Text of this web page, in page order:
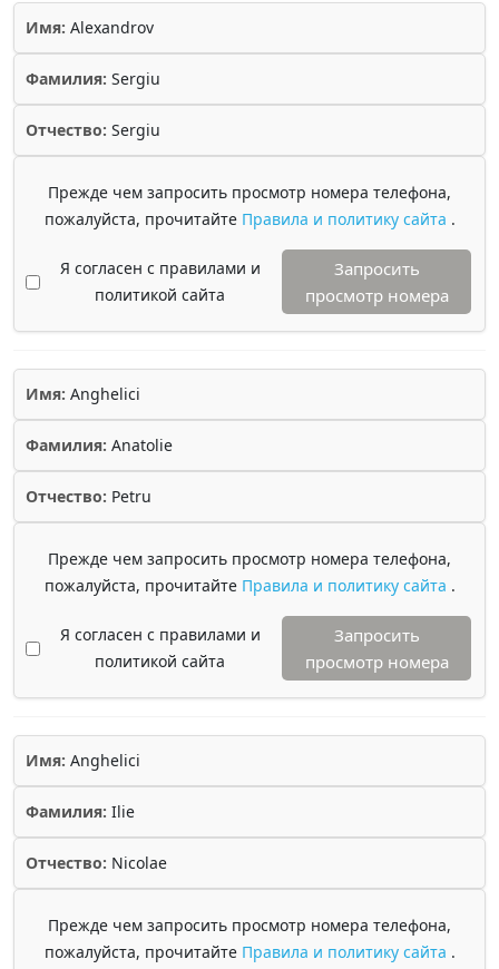
Имя: Alexandrov
Фамилия: Sergiu
Отчество: Sergiu
Прежде чем запросить просмотр номера телефона,
пожалуйста, прочитайте Правила и политику сайта .
Я согласен с правилами и
политикой сайта
Запросить
просмотр номера
Имя: Anghelici
Фамилия: Anatolie
Отчество: Petru
Прежде чем запросить просмотр номера телефона,
пожалуйста, прочитайте Правила и политику сайта .
Я согласен с правилами и
политикой сайта
Запросить
просмотр номера
Имя: Anghelici
Фамилия: Ilie
Отчество: Nicolae
Прежде чем запросить просмотр номера телефона,
пожалуйста, прочитайте Правила и политику сайта .